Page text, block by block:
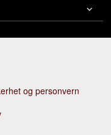
og personvern